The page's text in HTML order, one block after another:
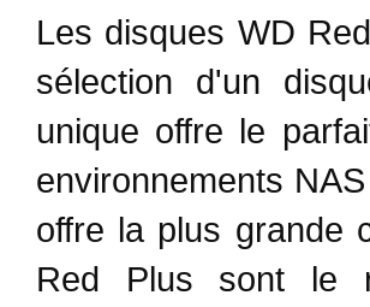
Les disques WD
sélection d'un
unique offre le
environnements
offre la plus grande
Red Plus sont le